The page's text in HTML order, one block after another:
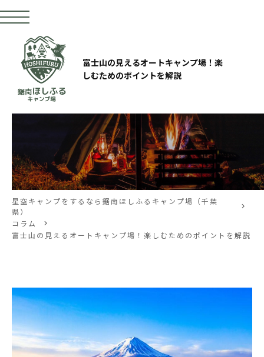
富士山の見えるオートキャンプ場！楽
しむためのポイントを解説
星空キャンプをするなら鋸南ほしふるキャンプ場（千葉
県）
コラム
富士山の見えるオートキャンプ場！楽しむためのポイントを解説